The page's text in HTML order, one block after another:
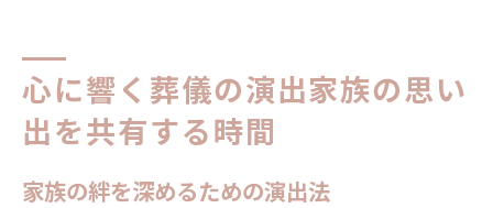
心に響く葬儀の演出家族の思い
出を共有する時間
家族の絆を深めるための演出法